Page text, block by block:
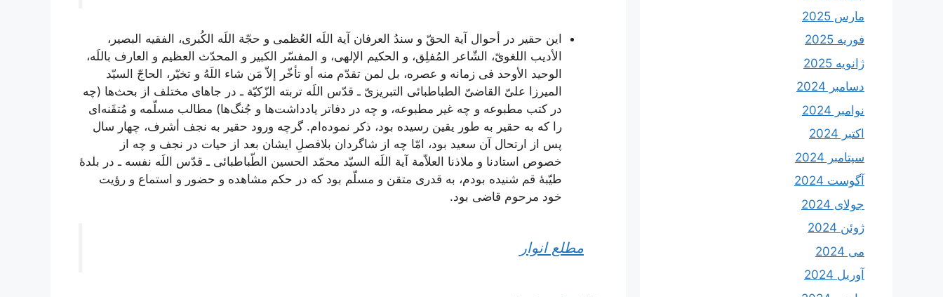
این حقیر در أحوال آیة الحقّ‌ و سندُ العرفان آیة اللَه العُظمی و حجّة اللَه الکُبری، الفقیه البصیر،
الأدیب اللغویّ، الشّاعر المُفلِق، و الحکیم الإلهی، و المفسّر الکبیر و المحدّث العظیم و العارف باللَه،
الوحید الأوحد فی زمانه و عصره، بل لمن تقدّم منه أو تأخّر إلاّ مَن شاء اللَهُ و تخیّر، الحاجّ السیّد
المیرزا علیّ القاضیّ الطباطبائی التبریزیّ ـ قدّس اللَه تربته الزّکیّة ـ‌ در جاهای مختلف از بحث‌ها (چه
در کتب مطبوعه و چه غیر مطبوعه،‌ و چه در دفاتر یادداشت‌ها و جُنگ‌ها) مطالب مسلّمه و مُتقَنه‌ای
را که به حقیر به طور یقین رسیده بود، ذکر نموده‌ام. گرچه ورود حقیر به نجف أشرف، چهار سال
پس از ارتحال آن سعید بود، امّا چه از شاگردان بلافصلِ ایشان بعد از حیات در نجف و چه از
خصوص استادنا و ملاذنا العلاّمة آیة اللَه السیّد محمّد الحسین الطّباطبائی ـ قدّس اللَه نفسه ـ در بلدۀ
طیّبۀ قم شنیده بودم، به قدری متقن و مسلّم بود که در حکم مشاهده و حضور و استماع و رؤیت
خود مرحوم قاضی بود.
مطلع انوار
مارس 2025
فوریه 2025
ژانویه 2025
دسامبر 2024
نوامبر 2024
اکتبر 2024
سپتامبر 2024
آگوست 2024
جولای 2024
ژوئن 2024
می 2024
آوریل 2024